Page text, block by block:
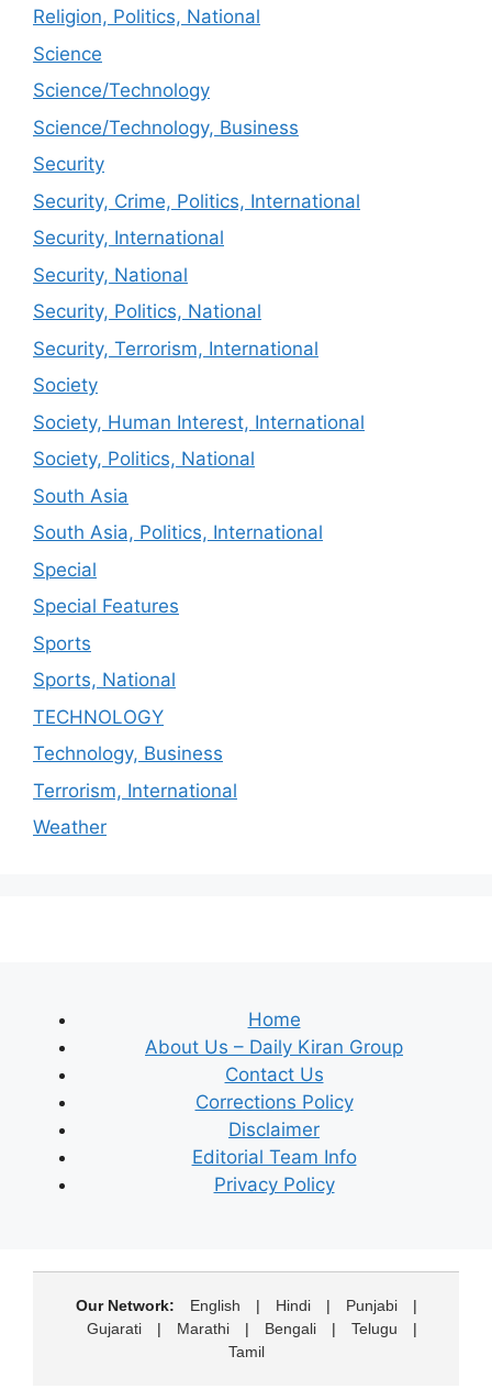
Religion, Politics, National
Science
Science/Technology
Science/Technology, Business
Security
Security, Crime, Politics, International
Security, International
Security, National
Security, Politics, National
Security, Terrorism, International
Society
Society, Human Interest, International
Society, Politics, National
South Asia
South Asia, Politics, International
Special
Special Features
Sports
Sports, National
TECHNOLOGY
Technology, Business
Terrorism, International
Weather
Home
About Us – Daily Kiran Group
Contact Us
Corrections Policy
Disclaimer
Editorial Team Info
Privacy Policy
Our Network: English | Hindi | Punjabi
|
Gujarati
| Marathi | Bengali | Telugu
|
Tamil